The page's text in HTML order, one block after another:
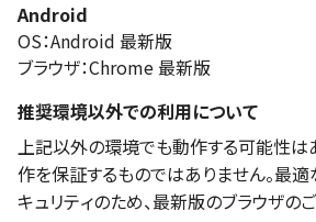
Android
OS：Android 最新版
ブラウザ：Chrome 最新版
推奨環境以外での利用について
上記以外の環境でも動作する可能性は
作を保証するものではありません。最適
キュリティのため、最新版のブラウザの